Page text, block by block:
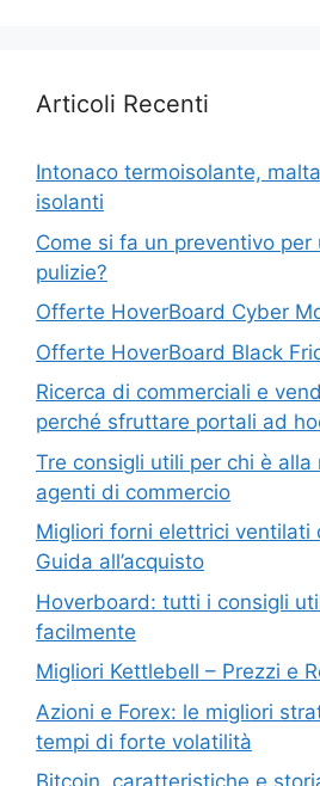
Articoli Recenti
Intonaco termoisolante,
isolanti
Come si fa un preventivo per
pulizie?
Offerte HoverBoard Cyber
Offerte HoverBoard Black
Ricerca di commerciali e
perché sfruttare portali ad
Tre consigli utili per chi è alla
agenti di commercio
Migliori forni elettrici ventilati
Guida all’acquisto
Hoverboard: tutti i consigli
facilmente
Migliori Kettlebell – Prezzi e
Azioni e Forex: le migliori
tempi di forte volatilità
Bitcoin, caratteristiche e